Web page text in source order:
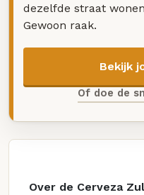
dezelfde straat
Gewoon raak.
Bekijk
Of doe de
Over de Cerveza